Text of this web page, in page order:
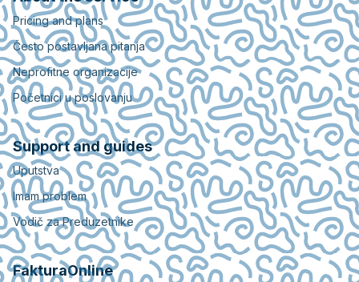
Pricing and plans
Često postavljana pitanja
Neprofitne organizacije
Početnici u poslovanju
Support and guides
Uputstva
Imam problem
Vodič za Preduzetnike
FakturaOnline